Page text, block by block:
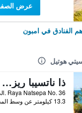
عرض
الفنادق في امبون
هوتيل
ذا ناتسيبا ريزورت آند كونفرانس سنتر
13.3 كيلومتر عن وسط المدينة